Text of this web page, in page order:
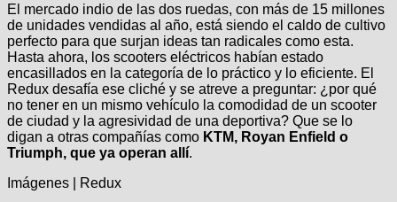
El mercado indio de las dos ruedas, con más de 15 millones
de unidades vendidas al año, está siendo el caldo de cultivo
perfecto para que surjan ideas tan radicales como esta.
Hasta ahora, los scooters eléctricos habían estado
encasillados en la categoría de lo práctico y lo eficiente. El
Redux desafía ese cliché y se atreve a preguntar: ¿por qué
no tener en un mismo vehículo la comodidad de un scooter
de ciudad y la agresividad de una deportiva? Que se lo
digan a otras compañías como KTM, Royan Enfield o
Triumph, que ya operan allí.
Imágenes | Redux